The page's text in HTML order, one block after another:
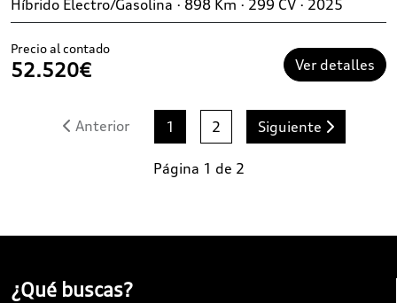
Híbrido Electro/Gasolina · 898 Km · 299 CV · 2025
Precio al contado
52.520€ Ver detalles
Anterior 1 2 Siguiente
Página 1 de 2
¿Qué buscas?